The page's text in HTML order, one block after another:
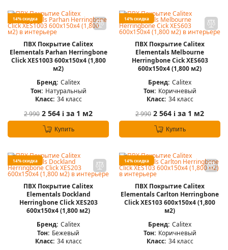
14% скидка
ПВХ Покрытие Calitex
Elementals Parhan Herringbone
Click XES1003 600x150x4 (1,800
м2)
Бренд: Calitex
Тон: Натуральный
Класс: 34 класс
2 990 2 564 i за 1 м2
Купить
14% скидка
ПВХ Покрытие Calitex
Elementals Melbourne
Herringbone Cick XES603
600x150x4 (1,800 м2)
Бренд: Calitex
Тон: Коричневый
Класс: 34 класс
2 990 2 564 i за 1 м2
Купить
14% скидка
ПВХ Покрытие Calitex
Elementals Dockland
Herringbone Click XES203
600x150x4 (1,800 м2)
Бренд: Calitex
Тон: Бежевый
Класс: 34 класс
14% скидка
ПВХ Покрытие Calitex
Elementals Carlton Herringbone
Click XES103 600x150x4 (1,800
м2)
Бренд: Calitex
Тон: Коричневый
Класс: 34 класс